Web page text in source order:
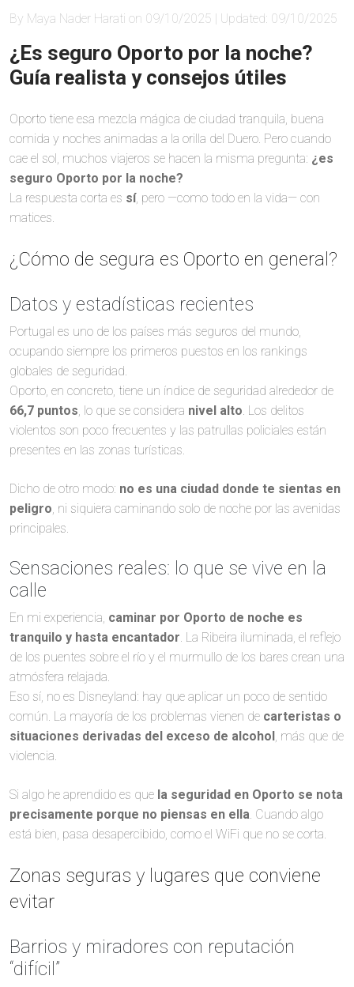
By Maya Nader Harati on 09/10/2025 | Updated: 09/10/2025
¿Es seguro Oporto por la noche?
Guía realista y consejos útiles
Oporto tiene esa mezcla mágica de ciudad tranquila, buena
comida y noches animadas a la orilla del Duero. Pero cuando
cae el sol, muchos viajeros se hacen la misma pregunta: ¿es
seguro Oporto por la noche?
La respuesta corta es sí, pero —como todo en la vida— con
matices.
¿Cómo de segura es Oporto en general?
Datos y estadísticas recientes
Portugal es uno de los países más seguros del mundo,
ocupando siempre los primeros puestos en los rankings
globales de seguridad.
Oporto, en concreto, tiene un índice de seguridad alrededor de
66,7 puntos , lo que se considera nivel alto . Los delitos
violentos son poco frecuentes y las patrullas policiales están
presentes en las zonas turísticas.
Dicho de otro modo: no es una ciudad donde te sientas en
peligro , ni siquiera caminando solo de noche por las avenidas
principales.
Sensaciones reales: lo que se vive en la
calle
En mi experiencia, caminar por Oporto de noche es
tranquilo y hasta encantador . La Ribeira iluminada, el reflejo
de los puentes sobre el río y el murmullo de los bares crean una
atmósfera relajada.
Eso sí, no es Disneyland: hay que aplicar un poco de sentido
común. La mayoría de los problemas vienen de carteristas o
situaciones derivadas del exceso de alcohol , más que de
violencia.
Si algo he aprendido es que la seguridad en Oporto se nota
precisamente porque no piensas en ella . Cuando algo
está bien, pasa desapercibido, como el WiFi que no se corta.
Zonas seguras y lugares que conviene
evitar
Barrios y miradores con reputación
“difícil”